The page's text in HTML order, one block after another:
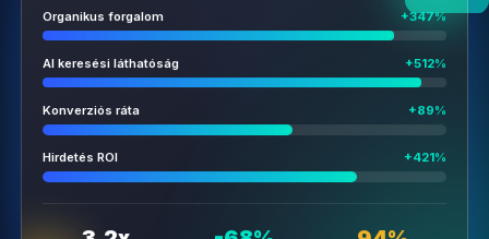
Organikus forgalom +347%
AI keresési láthatóság +512%
Konverziós ráta +89%
Hirdetés ROI +421%